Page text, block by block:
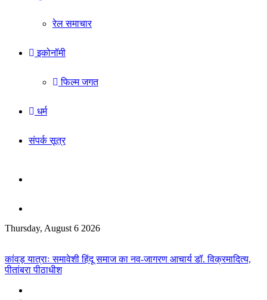
रेल समाचार
इकोनॉमी
फिल्म जगत
धर्म
संपर्क सूत्र
Thursday, August 6 2026
कांवड़ यात्राः समावेशी हिंदू समाज का नव-जागरण आचार्य डॉ. विक्रमादित्य,
पीतांबरा पीठाधीश